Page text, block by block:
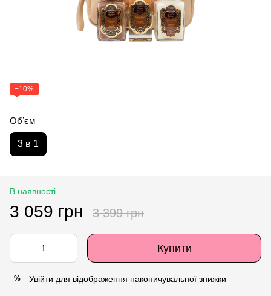
−10%
Обʼєм
3 в 1
В наявності
3 059 грн 3 399 грн
Купити
% Увійти для відображення накопичувальної знижки